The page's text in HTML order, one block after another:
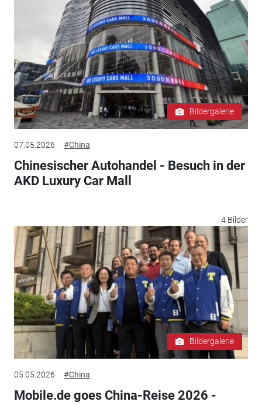
Bildergalerie
07.05.2026 #China
Chinesischer Autohandel - Besuch in der
AKD Luxury Car Mall
4 Bilder
Bildergalerie
05.05.2026 #China
Mobile.de goes China-Reise 2026 -